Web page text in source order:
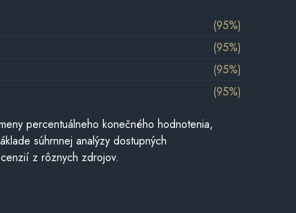
(95%)
(95%)
(95%)
(95%)
percentuálneho konečného hodnotenia,
súhrnnej analýzy dostupných
z rôznych zdrojov.